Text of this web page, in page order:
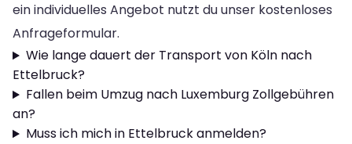
ein individuelles Angebot nutzt du unser kostenloses
Anfrageformular.
Wie lange dauert der Transport von Köln nach
Ettelbruck?
Fallen beim Umzug nach Luxemburg Zollgebühren
an?
Muss ich mich in Ettelbruck anmelden?